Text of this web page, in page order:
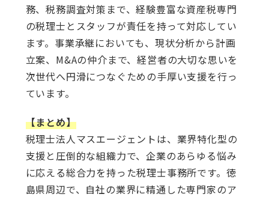
務、税務調査対策まで、経験豊富な資産税専門
の税理士とスタッフが責任を持って対応してい
ます。事業承継においても、現状分析から計画
立案、M&Aの仲介まで、経営者の大切な思いを
次世代へ円滑につなぐための手厚い支援を行っ
ています。
【まとめ】
税理士法人マスエージェントは、業界特化型の
支援と圧倒的な組織力で、企業のあらゆる悩み
に応える総合力を持った税理士事務所です。徳
島県周辺で、自社の業界に精通した専門家のア